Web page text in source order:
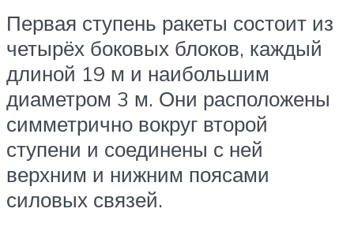
Первая ступень ракеты состоит из
четырёх боковых блоков, каждый
длиной 19 м и наибольшим
диаметром 3 м. Они расположены
симметрично вокруг второй
ступени и соединены с ней
верхним и нижним поясами
силовых связей.